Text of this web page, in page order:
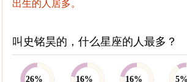
出生的人居多。
叫史铭昊的，什么星座的人最多？
26% 16% 16% 5%